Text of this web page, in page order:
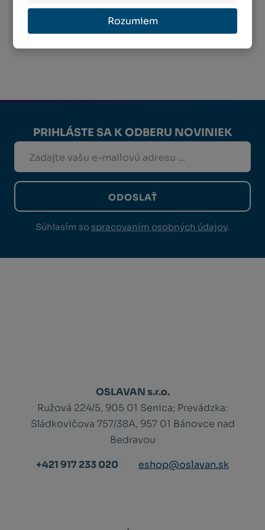
Rozumiem
Viac informácií o preprave
PRIHLÁSTE SA K ODBERU NOVINIEK
ODOSLAŤ
Súhlasím so spracovaním osobných údajov.
OSLAVAN s.r.o.
Ružová 224/5, 905 01 Senica; Prevádzka:
Sládkovičova 757/38A, 957 01 Bánovce nad
Bedravou
+421 917 233 020
eshop@oslavan.sk